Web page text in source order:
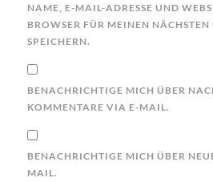
NAME, E-MAIL-ADRESSE UND
BROWSER FÜR MEINEN
SPEICHERN.
BENACHRICHTIGE MICH ÜBER
KOMMENTARE VIA E-MAIL.
BENACHRICHTIGE MICH ÜBER
MAIL.